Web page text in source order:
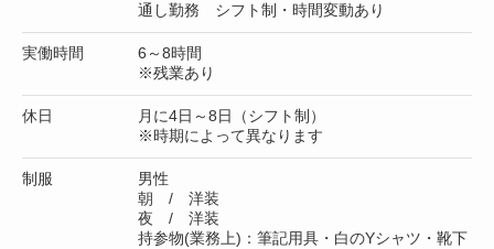
通し勤務 シフト制・時間変動あり
実働時間
6～8時間
※残業あり
休日
月に4日～8日（シフト制）
※時期によって異なります
制服
男性
朝 / 洋装
夜 / 洋装
持参物(業務上)：筆記用具・白のYシャツ・靴下